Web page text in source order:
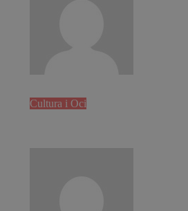
Cultura i Oci